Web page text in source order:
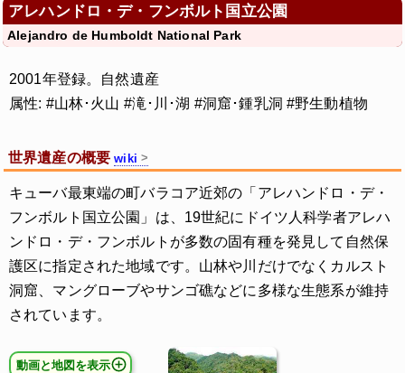
アレハンドロ・デ・フンボルト国立公園
Alejandro de Humboldt National Park
2001年登録。自然遺産
属性: #山林･火山 #滝･川･湖 #洞窟･鍾乳洞 #野生動植物
世界遺産の概要wiki
キューバ最東端の町バラコア近郊の「アレハンドロ・デ・
フンボルト国立公園」は、19世紀にドイツ人科学者アレハ
ンドロ・デ・フンボルトが多数の固有種を発見して自然保
護区に指定された地域です。山林や川だけでなくカルスト
洞窟、マングローブやサンゴ礁などに多様な生態系が維持
されています。
動画と地図を表示